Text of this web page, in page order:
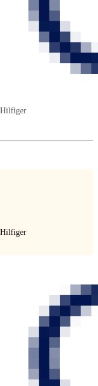
Hilfiger
Hilfiger